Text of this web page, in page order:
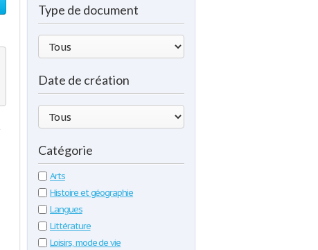
Type de document
Date de création
Catégorie
Arts
Histoire et géographie
Langues
Littérature
Loisirs, mode de vie